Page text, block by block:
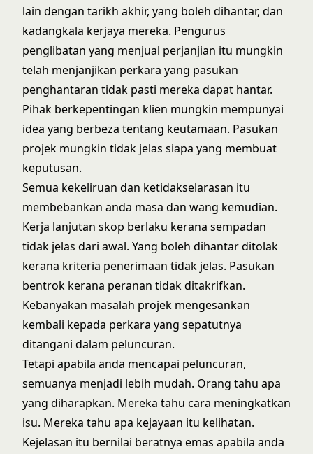
lain dengan tarikh akhir, yang boleh dihantar, dan
kadangkala kerjaya mereka. Pengurus
penglibatan yang menjual perjanjian itu mungkin
telah menjanjikan perkara yang pasukan
penghantaran tidak pasti mereka dapat hantar.
Pihak berkepentingan klien mungkin mempunyai
idea yang berbeza tentang keutamaan. Pasukan
projek mungkin tidak jelas siapa yang membuat
keputusan.
Semua kekeliruan dan ketidakselarasan itu
membebankan anda masa dan wang kemudian.
Kerja lanjutan skop berlaku kerana sempadan
tidak jelas dari awal. Yang boleh dihantar ditolak
kerana kriteria penerimaan tidak jelas. Pasukan
bentrok kerana peranan tidak ditakrifkan.
Kebanyakan masalah projek mengesankan
kembali kepada perkara yang sepatutnya
ditangani dalam peluncuran.
Tetapi apabila anda mencapai peluncuran,
semuanya menjadi lebih mudah. Orang tahu apa
yang diharapkan. Mereka tahu cara meningkatkan
isu. Mereka tahu apa kejayaan itu kelihatan.
Kejelasan itu bernilai beratnya emas apabila anda